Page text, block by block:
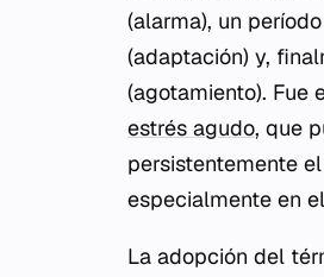
(alarma), un
(adaptación) y,
(agotamiento). Fue
estrés agudo, que
persistentemente
especialmente en
La adopción del